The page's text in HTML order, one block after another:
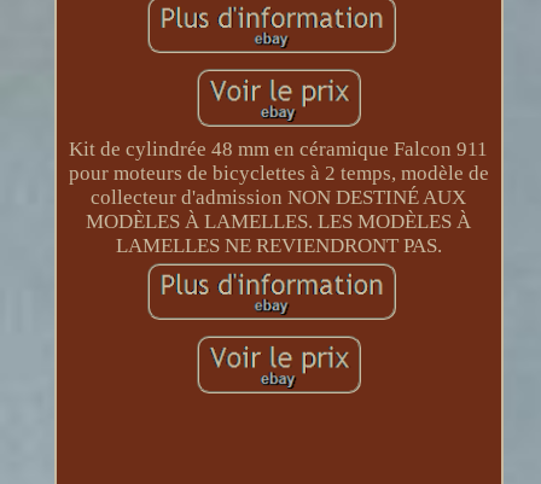
Kit de cylindrée 48 mm en céramique Falcon 911
pour moteurs de bicyclettes à 2 temps, modèle de
collecteur d'admission NON DESTINÉ AUX
MODÈLES À LAMELLES. LES MODÈLES À
LAMELLES NE REVIENDRONT PAS.